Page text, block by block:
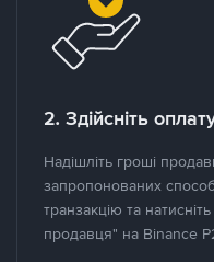
2. Здійсніть
Надішліть гроші
запропонованих
транзакцію та
продавця" на Binance